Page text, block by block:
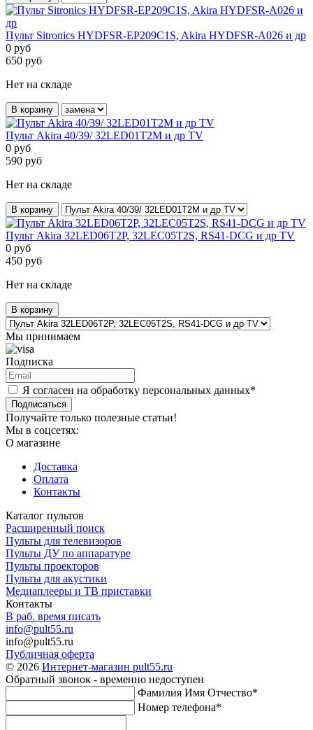
Пульт Sitronics HYDFSR-EP209C1S, Akira HYDFSR-A026 и др
0 руб
650 руб
Нет на складе
В корзину
Пульт Akira 40/39/ 32LED01T2M и др TV
0 руб
590 руб
Нет на складе
В корзину
Пульт Akira 32LED06T2P, 32LEC05T2S, RS41-DCG и др TV
0 руб
450 руб
Нет на складе
В корзину
Мы принимаем
Подписка
Я согласен на обработку персональных данных*
Подписаться
Получайте только полезные статьи!
Мы в соцсетях:
О магазине
Доставка
Оплата
Контакты
Каталог пультов
Расширенный поиск
Пульты для телевизоров
Пульты ДУ по аппаратуре
Пульты проекторов
Пульты для акустики
Медиаплееры и ТВ приставки
Контакты
В раб. время писать
info@pult55.ru
info@pult55.ru
Публичная оферта
© 2026 Интернет-магазин pult55.ru
Обратный звонок - временно недоступен
Фамилия Имя Отчество*
Номер телефона*